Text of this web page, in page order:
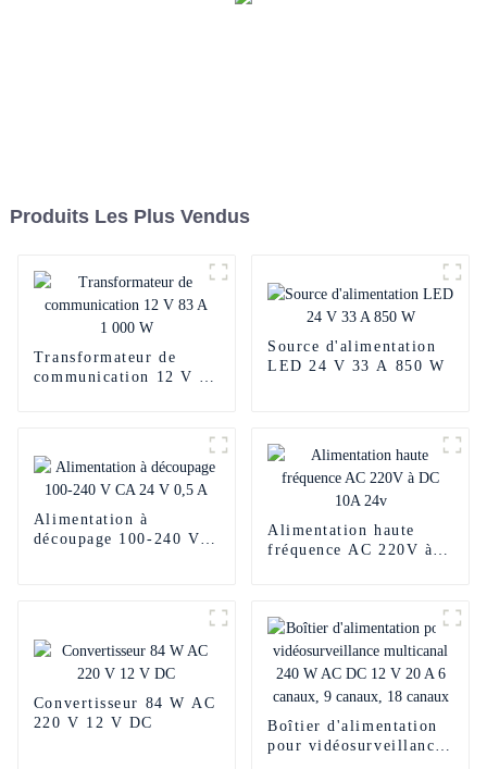
Produits Les Plus Vendus
Transformateur de
communication 12 V 83
Source d'alimentation
LED 24 V 33 A 850 W
Alimentation à
découpage 100-240 V
Alimentation haute
fréquence AC 220V à
Convertisseur 84 W AC
220 V 12 V DC
Boîtier d'alimentation
pour vidéosurveillance